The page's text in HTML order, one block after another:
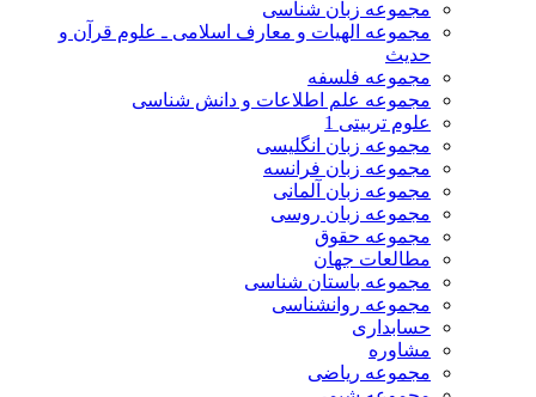
مجموعه زبان شناسی
مجموعه الهیات و معارف اسلامی ـ علوم قرآن و
حدیث
مجموعه فلسفه
مجموعه علم اطلاعات و دانش شناسی
علوم تربیتی 1
مجموعه زبان انگلیسی
مجموعه زبان فرانسه
مجموعه زبان آلمانی
مجموعه زبان روسی
مجموعه حقوق
مطالعات جهان
مجموعه باستان شناسی
مجموعه روانشناسی
حسابداری
مشاوره
مجموعه ریاضی